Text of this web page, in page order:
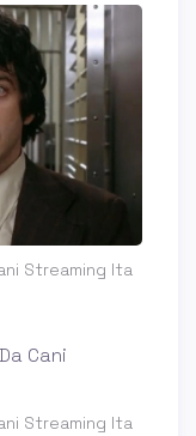
Streaming Ita
Streaming Ita